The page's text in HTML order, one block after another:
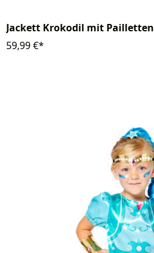
Jackett Krokodil mit Pailletten
59,99 €*